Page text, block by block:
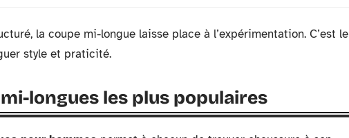
la coupe mi-longue laisse place à l’expérimentation. C’est le
style et praticité.
longues les plus populaires